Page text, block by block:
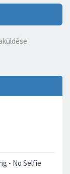
- No Selfie